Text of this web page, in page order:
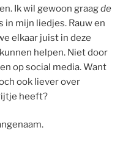
Ik wil gewoon graagde
in mijn liedjes. Rauw en
elkaar juist in deze
helpen. Niet door
op social media. Want
ook liever over
heeft?